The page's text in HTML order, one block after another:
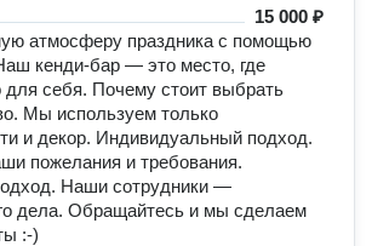
15 000 ₽
атмосферу праздника с помощью
кенди-бар — это место, где
для себя. Почему стоит выбрать
Мы используем только
и декор. Индивидуальный подход.
пожелания и требования.
Наши сотрудники —
дела. Обращайтесь и мы сделаем
:-)